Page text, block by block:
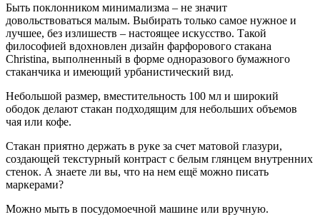
Быть поклонником минимализма – не значит
довольствоваться малым. Выбирать только самое нужное и
лучшее, без излишеств – настоящее искусство. Такой
философией вдохновлен дизайн фарфорового стакана
Christina, выполненный в форме одноразового бумажного
стаканчика и имеющий урбанистический вид.
Небольшой размер, вместительность 100 мл и широкий
ободок делают стакан подходящим для небольших объемов
чая или кофе.
Стакан приятно держать в руке за счет матовой глазури,
создающей текстурный контраст с белым глянцем внутренних
стенок. А знаете ли вы, что на нем ещё можно писать
маркерами?
Можно мыть в посудомоечной машине или вручную.